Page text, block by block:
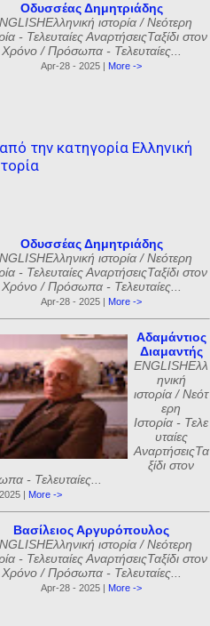
Οδυσσέας Δημητριάδης
ιστορία / Νεότερη
- Τελευταίες ΑναρτήσειςΤαξίδι στον
Χρόνο / Πρόσωπα - Τελευταίες...
Apr-28 - 2025 | More ->
την κατηγορία Ελληνική
Οδυσσέας Δημητριάδης
ιστορία / Νεότερη
- Τελευταίες ΑναρτήσειςΤαξίδι στον
Χρόνο / Πρόσωπα - Τελευταίες...
Apr-28 - 2025 | More ->
Αδαμάντιος
Διαμαντής
ENGLISHΕλλ
ηνική
ιστορία / Νεότ
ερη
Ιστορία - Τελε
υταίες
ΑναρτήσειςΤα
ξίδι στον
- Τελευταίες...
| More ->
Βασίλειος Αργυρόπουλος
ιστορία / Νεότερη
- Τελευταίες ΑναρτήσειςΤαξίδι στον
Χρόνο / Πρόσωπα - Τελευταίες...
Apr-28 - 2025 | More ->